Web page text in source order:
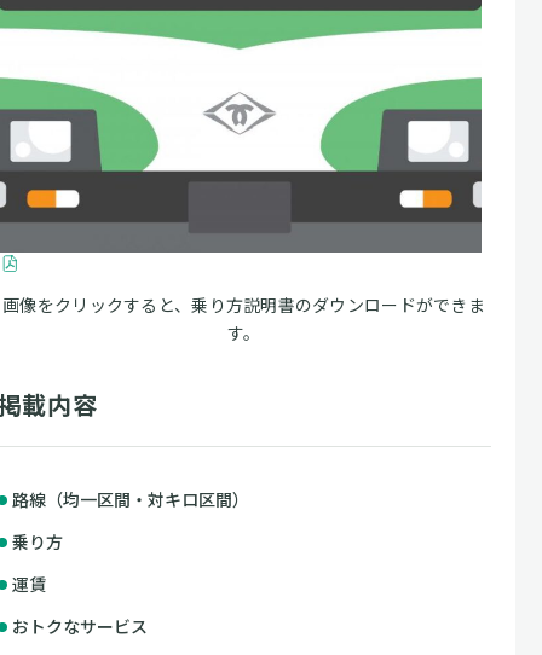
画像をクリックすると、乗り方説明書のダウンロードができま
す。
載内容
路線（均一区間・対キロ区間）
乗り方
運賃
おトクなサービス